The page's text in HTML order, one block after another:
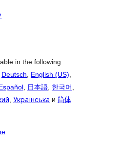
in the following
Deutsch, English (US),
, 日本語, 한국어,
, Українська и 简体